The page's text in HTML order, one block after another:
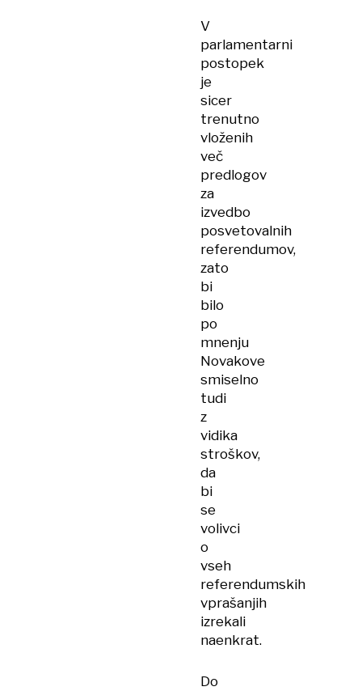
V
parlamentarni
postopek
je
sicer
trenutno
vloženih
več
predlogov
za
izvedbo
posvetovalnih
referendumov,
zato
bi
bilo
po
mnenju
Novakove
smiselno
tudi
z
vidika
stroškov,
da
bi
se
volivci
o
vseh
referendumskih
vprašanjih
izrekali
naenkrat.
Do